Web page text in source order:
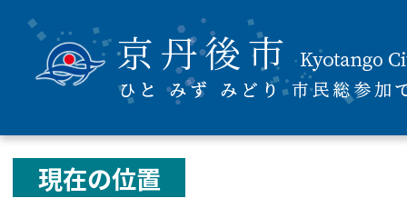
現在の位置